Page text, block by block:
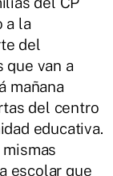
a la
del
que van a
mañana
del centro
educativa.
escolar que